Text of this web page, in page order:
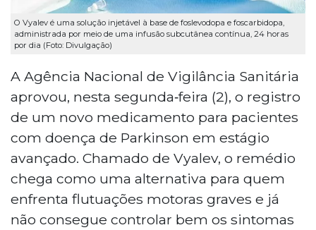
O Vyalev é uma solução injetável à base de foslevodopa e foscarbidopa,
administrada por meio de uma infusão subcutânea contínua, 24 horas
por dia (Foto: Divulgação)
A Agência Nacional de Vigilância Sanitária
aprovou, nesta segunda‑feira (2), o registro
de um novo medicamento para pacientes
com doença de Parkinson em estágio
avançado. Chamado de Vyalev, o remédio
chega como uma alternativa para quem
enfrenta flutuações motoras graves e já
não consegue controlar bem os sintomas